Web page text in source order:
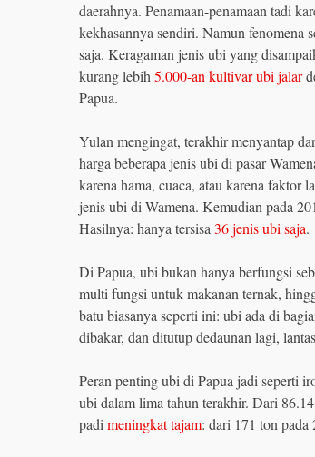
daerahnya. Penamaan-penamaan tadi
kekhasannya sendiri. Namun fenomena
saja. Keragaman jenis ubi yang
kurang lebih 5.000-an kultivar ubi jalar
Papua.
Yulan mengingat, terakhir menyantap
harga beberapa jenis ubi di pasar
karena hama, cuaca, atau karena faktor
jenis ubi di Wamena. Kemudian pada
Hasilnya: hanya tersisa 36 jenis ubi saja.
Di Papua, ubi bukan hanya berfungsi
multi fungsi untuk makanan ternak,
batu biasanya seperti ini: ubi ada di
dibakar, dan ditutup dedaunan lagi,
Peran penting ubi di Papua jadi seperti
ubi dalam lima tahun terakhir. Dari
padi meningkat tajam: dari 171 ton pada